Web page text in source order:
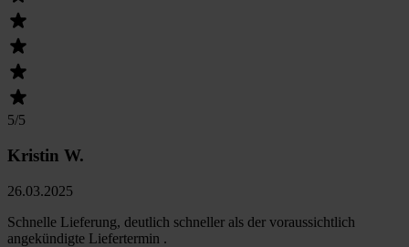
5/5
Kristin W.
26.03.2025
Schnelle Lieferung, deutlich schneller als der voraussichtlich
angekündigte Liefertermin .